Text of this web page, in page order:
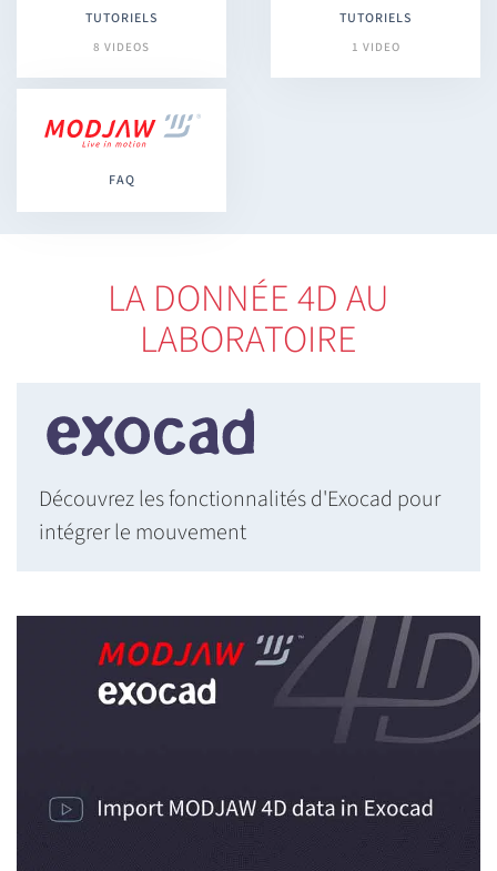
TUTORIELS
8 VIDEOS
TUTORIELS
1 VIDEO
FAQ
LA DONNÉE 4D AU
LABORATOIRE
Découvrez les fonctionnalités d'Exocad pour
intégrer le mouvement